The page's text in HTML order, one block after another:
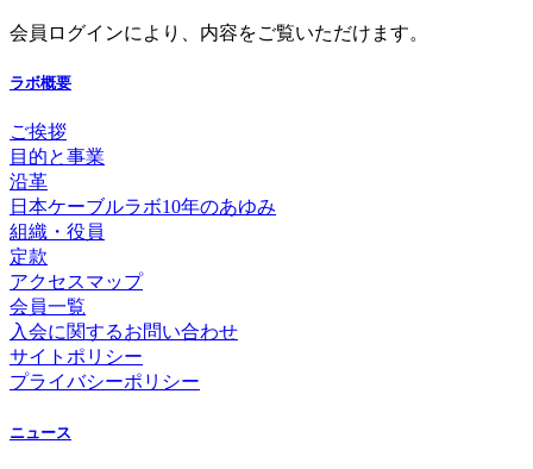
会員ログインにより、内容をご覧いただけます。
ラボ概要
ご挨拶
目的と事業
沿革
日本ケーブルラボ10年のあゆみ
組織・役員
定款
アクセスマップ
会員一覧
入会に関するお問い合わせ
サイトポリシー
プライバシーポリシー
ニュース